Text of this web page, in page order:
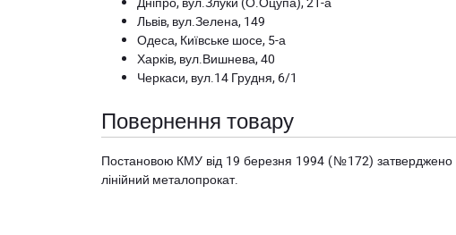
Львів, вул.Зелена, 149
Одеса, Київське шосе, 5-а
Харків, вул.Вишнева, 40
Черкаси, вул.14 Грудня, 6/1
Повернення товару
Постановою КМУ від 19 березня 1994 (№172) затверджено
лінійний металопрокат.